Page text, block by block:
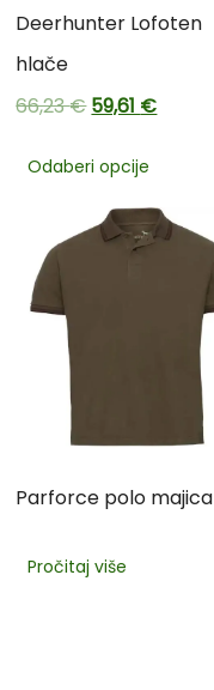
Deerhunter Lofoten
hlače
66,23€59,61 €
Odaberi opcije
Parforce polo majica
Pročitaj više